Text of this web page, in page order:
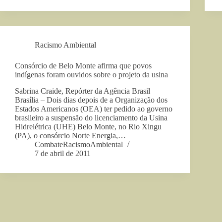
Racismo Ambiental
Consórcio de Belo Monte afirma que povos
indígenas foram ouvidos sobre o projeto da usina
Sabrina Craide, Repórter da Agência Brasil
Brasília – Dois dias depois de a Organização dos
Estados Americanos (OEA) ter pedido ao governo
brasileiro a suspensão do licenciamento da Usina
Hidrelétrica (UHE) Belo Monte, no Rio Xingu
(PA), o consórcio Norte Energia,…
CombateRacismoAmbiental
7 de abril de 2011